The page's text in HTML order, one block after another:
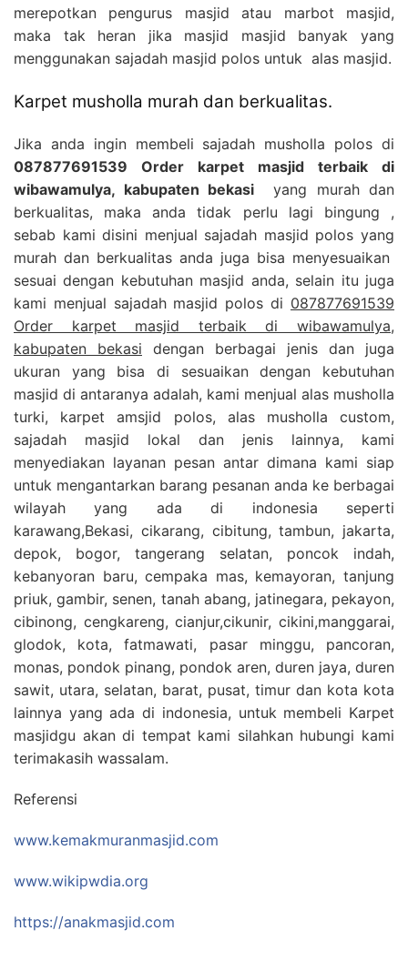
merepotkan pengurus masjid atau marbot masjid,
maka tak heran jika masjid masjid banyak yang
menggunakan sajadah masjid polos untuk alas masjid.
Karpet musholla murah dan berkualitas.
Jika anda ingin membeli sajadah musholla polos di
087877691539 Order karpet masjid terbaik di
wibawamulya, kabupaten bekasi yang murah dan
berkualitas, maka anda tidak perlu lagi bingung ,
sebab kami disini menjual sajadah masjid polos yang
murah dan berkualitas anda juga bisa menyesuaikan
sesuai dengan kebutuhan masjid anda, selain itu juga
kami menjual sajadah masjid polos di 087877691539
Order karpet masjid terbaik di wibawamulya,
kabupaten bekasi dengan berbagai jenis dan juga
ukuran yang bisa di sesuaikan dengan kebutuhan
masjid di antaranya adalah, kami menjual alas musholla
turki, karpet amsjid polos, alas musholla custom,
sajadah masjid lokal dan jenis lainnya, kami
menyediakan layanan pesan antar dimana kami siap
untuk mengantarkan barang pesanan anda ke berbagai
wilayah yang ada di indonesia seperti
karawang,Bekasi, cikarang, cibitung, tambun, jakarta,
depok, bogor, tangerang selatan, poncok indah,
kebanyoran baru, cempaka mas, kemayoran, tanjung
priuk, gambir, senen, tanah abang, jatinegara, pekayon,
cibinong, cengkareng, cianjur,cikunir, cikini,manggarai,
glodok, kota, fatmawati, pasar minggu, pancoran,
monas, pondok pinang, pondok aren, duren jaya, duren
sawit, utara, selatan, barat, pusat, timur dan kota kota
lainnya yang ada di indonesia, untuk membeli Karpet
masjidgu akan di tempat kami silahkan hubungi kami
terimakasih wassalam.
Referensi
www.kemakmuranmasjid.com
www.wikipwdia.org
https://anakmasjid.com